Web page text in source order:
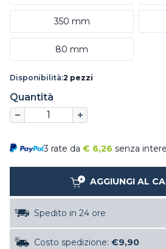
350 mm
80 mm
Disponibilità:2 pezzi
Quantità
3 rate da € 6,26 senza
AGGIUNGI AL
Spedito in 24 ore
Costo spedizione: €9,90